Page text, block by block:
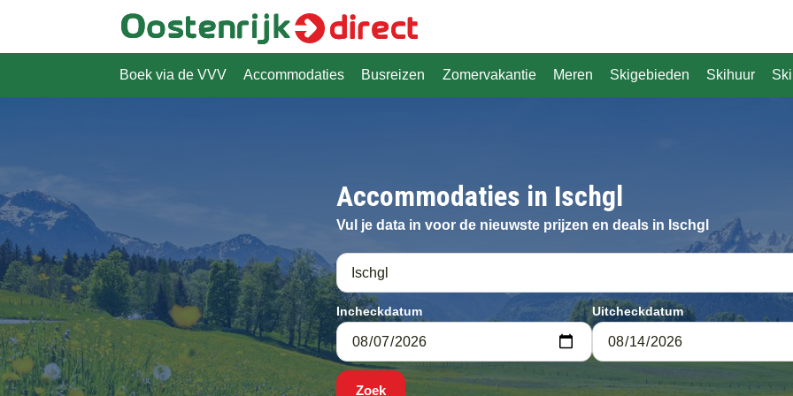
HoofdnavigatieBoek via de VVV Accommodaties Busreizen Zomervakantie Meren Skigebieden Skihuur
Accommodaties in Ischgl
Vul je data in voor de nieuwste prijzen en deals in Ischgl
Incheckdatum Uitcheckdatum
Zoek